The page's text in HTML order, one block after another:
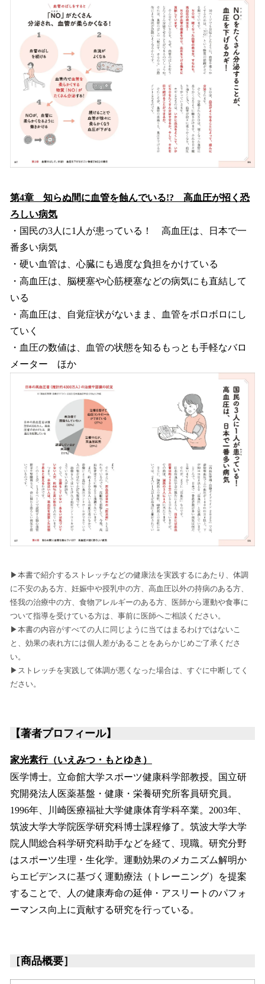
第4章 知らぬ間に血管を蝕んでいる!? 高血圧が招く恐
ろしい病気
・国民の3人に1人が患っている！ 高血圧は、日本で一
番多い病気
・硬い血管は、心臓にも過度な負担をかけている
・高血圧は、脳梗塞や心筋梗塞などの病気にも直結して
いる
・高血圧は、自覚症状がないまま、血管をボロボロにし
ていく
・血圧の数値は、血管の状態を知るもっとも手軽なバロ
メーター ほか
▶︎本書で紹介するストレッチなどの健康法を実践するにあたり、体調
に不安のある方、妊娠中や授乳中の方、高血圧以外の持病のある方、
怪我の治療中の方、食物アレルギーのある方、医師から運動や食事に
ついて指導を受けている方は、事前に医師へご相談ください。
▶︎本書の内容がすべての人に同じように当てはまるわけではないこ
と、効果の表れ方には個人差があることをあらかじめご了承くださ
い。
▶︎ストレッチを実践して体調が悪くなった場合は、すぐに中断してく
ださい。
【著者プロフィール】
家光素行（いえみつ・もとゆき）
医学博士。立命館大学スポーツ健康科学部教授。国立研
究開発法人医薬基盤・健康・栄養研究所客員研究員。
1996年、川崎医療福祉大学健康体育学科卒業。2003年、
筑波大学大学院医学研究科博士課程修了。筑波大学大学
院人間総合科学研究科助手などを経て、現職。研究分野
はスポーツ生理・生化学。運動効果のメカニズム解明か
らエビデンスに基づく運動療法（トレーニング）を提案
することで、人の健康寿命の延伸・アスリートのパフォ
ーマンス向上に貢献する研究を行っている。
［商品概要］